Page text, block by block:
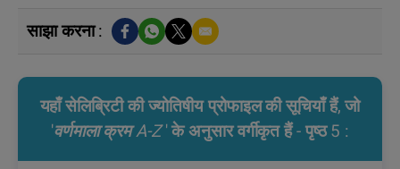
साझा करना :
यहाँ सेलिब्रिटी की ज्योतिषीय प्रोफाइल की सूचियाँ हैं, जो
'वर्णमाला क्रम A-Z' के अनुसार वर्गीकृत हैं - पृष्ठ 5 :